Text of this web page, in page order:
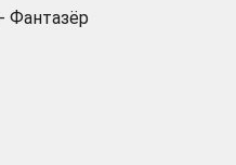
Фантазёр